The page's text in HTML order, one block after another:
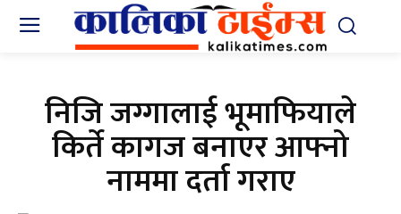
निजि जग्गालाई भूमाफियाले
किर्ते कागज बनाएर आफ्नो
नाममा दर्ता गराए